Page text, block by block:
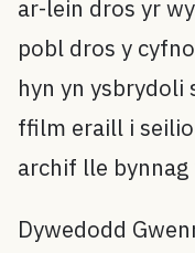
ar-lein dros yr
pobl dros y
hyn yn
ffilm eraill i
archif lle bynnag
Dywedodd